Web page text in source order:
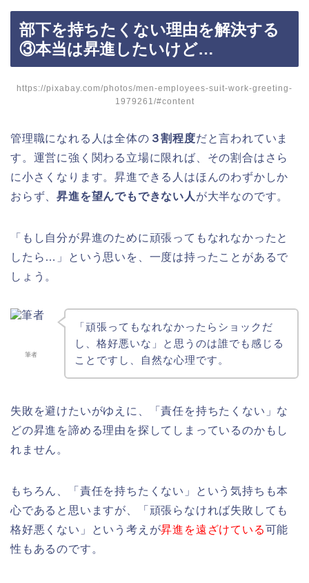
部下を持ちたくない理由を解決する
③本当は昇進したいけど…
https://pixabay.com/photos/men-employees-suit-work-greeting-
1979261/#content
管理職になれる人は全体の ３割程度だと言われていま
す。運営に強く関わる立場に限れば、その割合はさら
に小さくなります。昇進できる人はほんのわずかしか
おらず、昇進を望んでもできない人 が大半なのです。
「もし自分が昇進のために頑張ってもなれなかったと
したら…」という思いを、一度は持ったことがあるで
しょう。
筆者
「頑張ってもなれなかったらショックだ
し、格好悪いな」と思うのは誰でも感じる
ことですし、自然な心理です。
失敗を避けたいがゆえに、「責任を持ちたくない」な
どの昇進を諦める理由を探してしまっているのかもし
れません。
もちろん、「責任を持ちたくない」という気持ちも本
心であると思いますが、「頑張らなければ失敗しても
格好悪くない」という考えが昇進を遠ざけている可能
性もあるのです。